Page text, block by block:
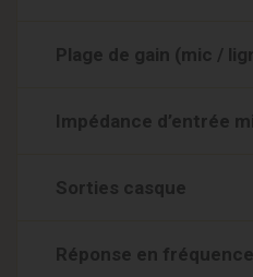
Plage de gain (mic /
Impédance d’entrée
Sorties casque
Réponse en